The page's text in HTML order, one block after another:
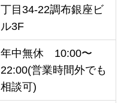
丁目34-22調布銀座ビ
ル3F
年中無休 10:00〜
22:00(営業時間外でも
相談可)